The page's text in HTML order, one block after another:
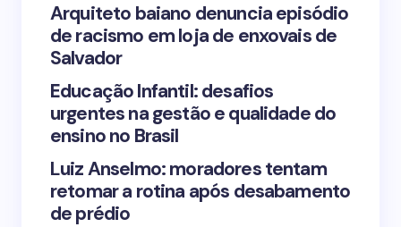
Save my name and email in this browser for the
Submit Comment
Arquiteto baiano denuncia episódio
de racismo em loja de enxovais de
Salvador
Educação Infantil: desafios
urgentes na gestão e qualidade do
ensino no Brasil
Luiz Anselmo: moradores tentam
retomar a rotina após desabamento
de prédio